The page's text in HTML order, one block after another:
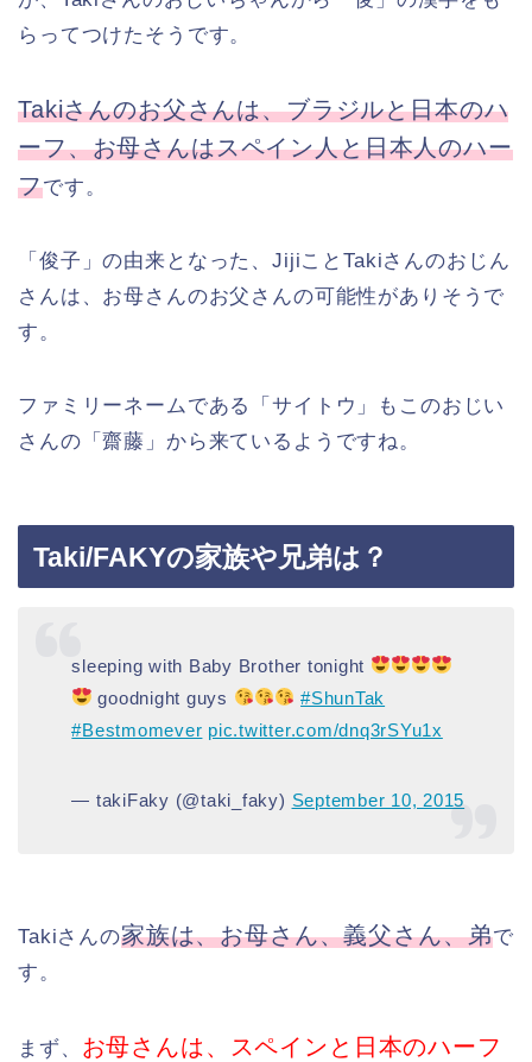
らってつけたそうです。
Takiさんのお父さんは、ブラジルと日本のハ
ーフ、お母さんはスペイン人と日本人のハー
フです。
「俊子」の由来となった、JijiことTakiさんのおじん
さんは、お母さんのお父さんの可能性がありそうで
す。
ファミリーネームである「サイトウ」もこのおじい
さんの「齋藤」から来ているようですね。
Taki/FAKYの家族や兄弟は？
sleeping with Baby Brother tonight
goodnight guys
#ShunTak
#Bestmomever pic.twitter.com/dnq3rSYu1x
— takiFaky (@taki_faky) September 10, 2015
Takiさんの家族は、お母さん、義父さん、弟で
す。
まず、 お母さんは、スペインと日本のハーフ